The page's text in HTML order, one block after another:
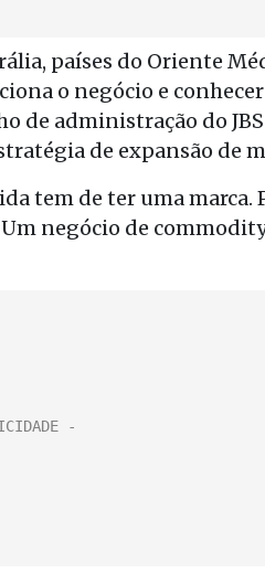
países do Oriente
o negócio e
de administração do
de expansão de
tem de ter uma marca.
negócio de